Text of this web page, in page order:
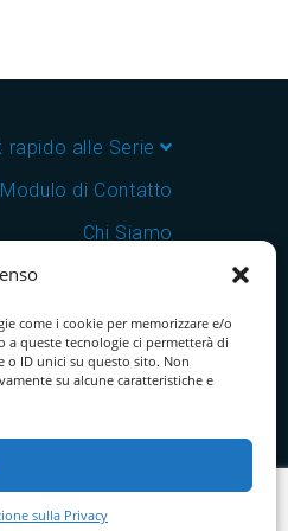
come i cookie per memorizzare e/o
a queste tecnologie ci permetterà di
o ID unici su questo sito. Non
su alcune caratteristiche e
sulla Privacy
rapido alle Serie
Modulo di Contatto
Chi Siamo
Catalogo PDF
Cookie Policy